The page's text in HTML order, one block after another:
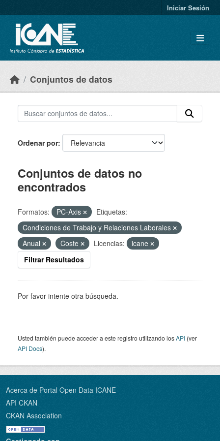
Iniciar Sesión
Conjuntos de datos
Ordenar por
Conjuntos de datos no
encontrados
Formatos: PC-Axis
Etiquetas:
Condiciones de Trabajo y Relaciones Laborales
Anual
Coste Licencias:
icane
Filtrar Resultados
Por favor intente otra búsqueda.
Usted también puede acceder a este registro utilizando losAPI (ver
API Docs).
Acerca de Portal Open Data ICANE
API CKAN
CKAN Association